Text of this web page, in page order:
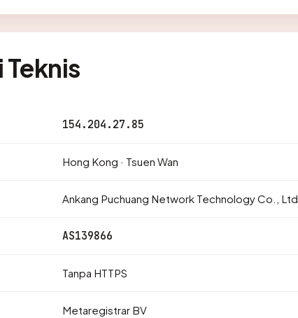
154.204.27.85
Hong Kong · Tsuen Wan
Ankang Puchuang Network Technology Co., Ltd
AS139866
Tanpa HTTPS
Metaregistrar BV